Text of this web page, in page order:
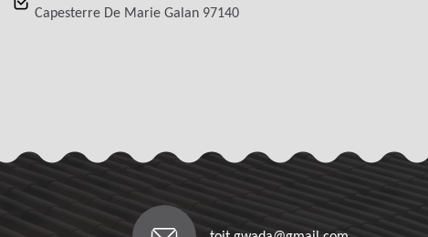
Capesterre De Marie Galan 97140